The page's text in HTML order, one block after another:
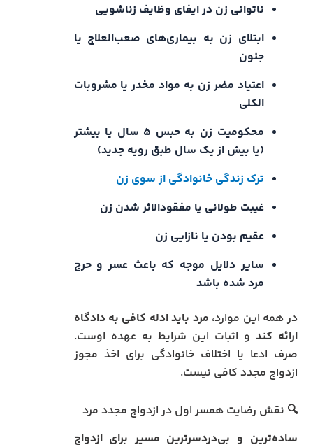
ناتوانی زن در ایفای وظایف زناشویی
ابتلای زن به بیماری‌های صعب‌العلاج یا
جنون
اعتیاد مضر زن به مواد مخدر یا مشروبات
الکلی
محکومیت زن به حبس ۵ سال یا بیشتر
(یا بیش از یک سال طبق رویه جدید)
ترک زندگی خانوادگی از سوی زن
غیبت طولانی یا مفقودالاثر شدن زن
عقیم بودن یا نازایی زن
سایر دلایل موجه که باعث عسر و حرج
مرد شده باشد
در همه این موارد، مرد باید ادله کافی به دادگاه
ارائه کند و اثبات این شرایط به عهده اوست.
صرف ادعا یا اختلاف خانوادگی برای اخذ مجوز
ازدواج مجدد کافی نیست.
🔍 نقش رضایت همسر اول در ازدواج مجدد مرد
ساده‌ترین و بی‌دردسرترین مسیر برای ازدواج